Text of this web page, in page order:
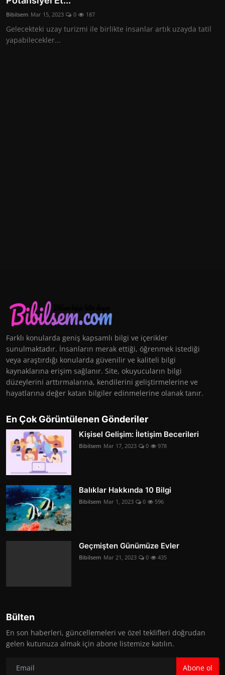
Kişisel Gelişim
Bibilsem Mar 15, 2023 0 187
Gelecekteki uzay turizmi ile birlikte insanlar artık uzayda tatil
yapabilecekler...
Farklı konularda geniş kapsamlı bilgi ve içerikler
sunulmaktadır. İnsanların merak ettiği, öğrenmek istediği
veya araştırdığı konularda güvenilir ve kaliteli bilgi
kaynaklarına erişim sağlanır. Site, okuyucuların bilgi
düzeylerini arttırmalarına, kendilerini geliştirmelerine ve
hayatlarına değer katan bilgiler edinmelerine olanak tanır.
En Çok Görüntülenen Gönderiler
Kişisel Gelişim: İletişim Becerileri
Bibilsem Mar 17, 2023 0 978
Balıklar Hakkında 10 Bilgi
Bibilsem Mar 1, 2023 0 596
Geçmişten Günümüze Evler
Bibilsem Mar 21, 2023 0 435
Bülten
En son haberleri, güncellemeleri ve özel teklifleri doğrudan
gelen kutunuza almak için abone listemize katılın.
Abone ol